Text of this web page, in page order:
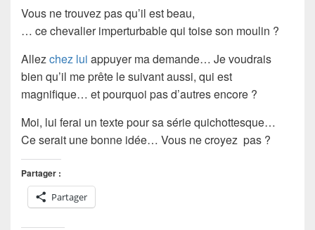
Vous ne trouvez pas qu’il est beau,
… ce chevalier imperturbable qui toise son moulin ?
Allezchez lui appuyer ma demande… Je voudrais
bien qu’il me prête le suivant aussi, qui est
magnifique… et pourquoi pas d’autres encore ?
Moi, lui ferai un texte pour sa série quichottesque…
Ce serait une bonne idée… Vous ne croyez pas ?
Partager :
Partager